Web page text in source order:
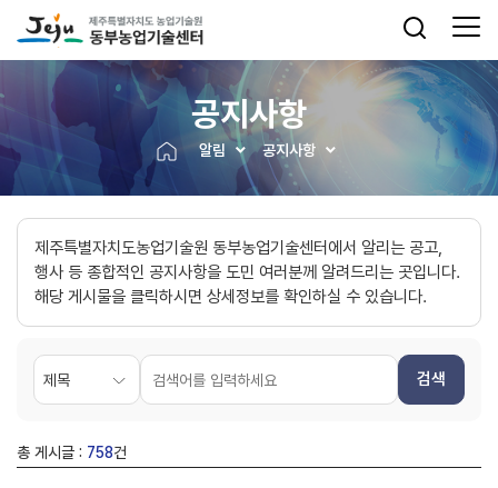
공지사항
알림 공지사항
제주특별자치도농업기술원 동부농업기술센터에서 알리는 공고,
행사 등 종합적인 공지사항을 도민 여러분께 알려드리는 곳입니다.
해당 게시물을 클릭하시면 상세정보를 확인하실 수 있습니다.
검색
총 게시글 : 758건